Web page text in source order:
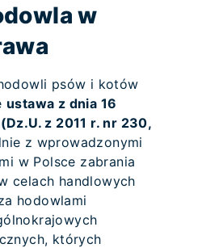
w
psów i kotów
ustawa z dnia 16
z 2011 r. nr 230,
z wprowadzonymi
w Polsce zabrania
celach handlowych
hodowlami
których